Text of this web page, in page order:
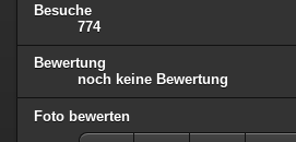
Besuche
774
Bewertung
noch keine Bewertung
Foto bewerten